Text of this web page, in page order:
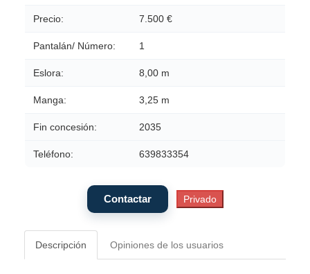
Precio: 7.500 €
Pantalán/ Número: 1
Eslora: 8,00 m
Manga: 3,25 m
Fin concesión: 2035
Teléfono: 639833354
Descripción Opiniones de los usuarios